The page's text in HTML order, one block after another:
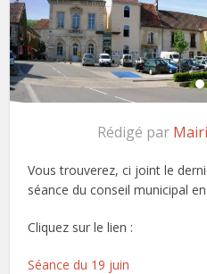
Rédigé par
Vous trouverez, ci joint le
séance du conseil municipal
Cliquez sur le lien :
Séance du 19 juin